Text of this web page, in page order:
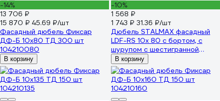
-14%
13 706 ₽
15 870 ₽ 45.69 ₽/шт
Фасадный дюбель Фиксар
ДФ-Б 10х80 ТД 300 шт
104210080
В корзину
-10%
1 568 ₽
1 743 ₽ 31.36 ₽/шт
Дюбель STALMAX фасадный
LDF-RS 10х 80 с бортом, с
шурупом с шестигранной
головой и пресс шайбой (арт.
11654) оц. сталь (уп. 50 шт)
11654-023
В корзину